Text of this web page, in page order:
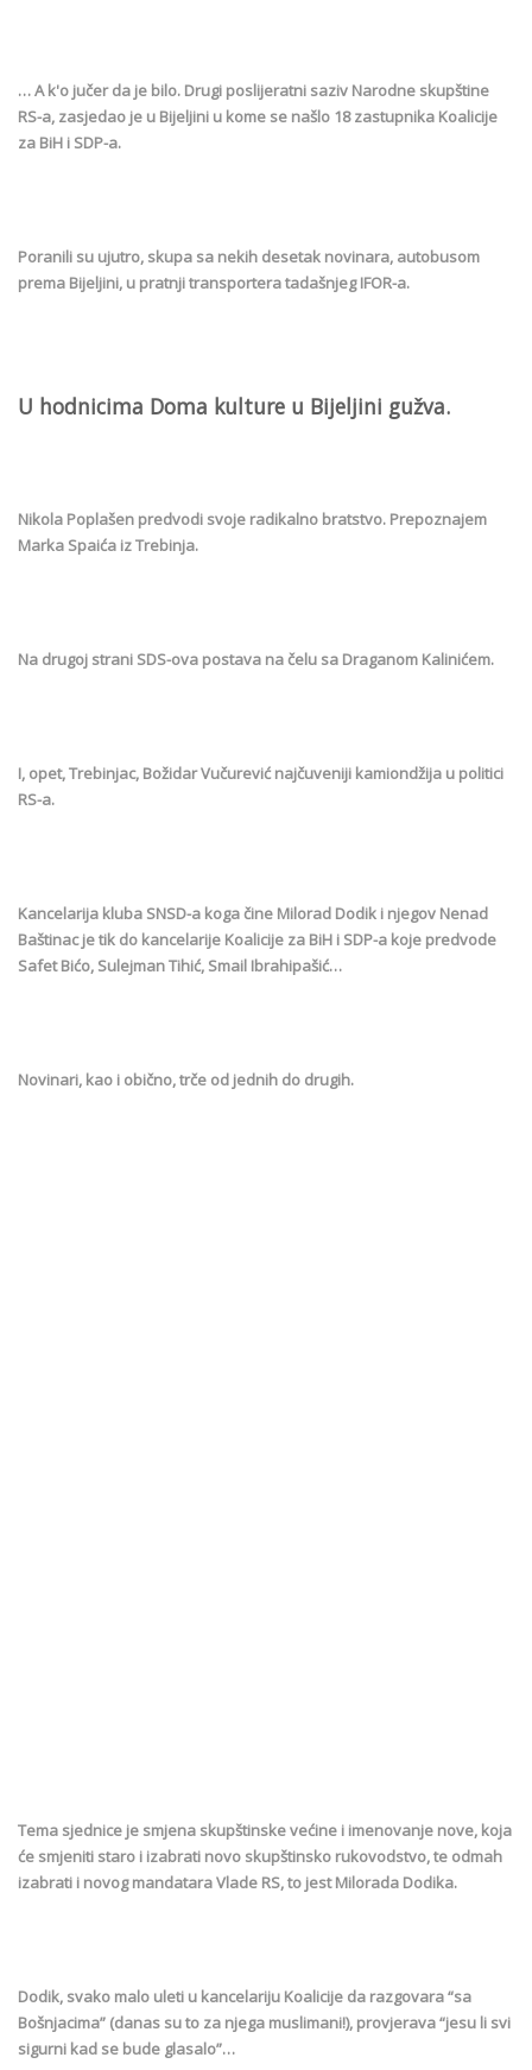
… A k'o jučer da je bilo. Drugi poslijeratni saziv Narodne skupštine
RS-a, zasjedao je u Bijeljini u kome se našlo 18 zastupnika Koalicije
za BiH i SDP-a.
Poranili su ujutro, skupa sa nekih desetak novinara, autobusom
prema Bijeljini, u pratnji transportera tadašnjeg IFOR-a.
U hodnicima Doma kulture u Bijeljini gužva.
Nikola Poplašen predvodi svoje radikalno bratstvo. Prepoznajem
Marka Spaića iz Trebinja.
Na drugoj strani SDS-ova postava na čelu sa Draganom Kalinićem.
I, opet, Trebinjac, Božidar Vučurević najčuveniji kamiondžija u politici
RS-a.
Kancelarija kluba SNSD-a koga čine Milorad Dodik i njegov Nenad
Baštinac je tik do kancelarije Koalicije za BiH i SDP-a koje predvode
Safet Bićo, Sulejman Tihić, Smail Ibrahipašić…
Novinari, kao i obično, trče od jednih do drugih.
Tema sjednice je smjena skupštinske većine i imenovanje nove, koja
će smjeniti staro i izabrati novo skupštinsko rukovodstvo, te odmah
izabrati i novog mandatara Vlade RS, to jest Milorada Dodika.
Dodik, svako malo uleti u kancelariju Koalicije da razgovara “sa
Bošnjacima” (danas su to za njega muslimani!), provjerava “jesu li svi
sigurni kad se bude glasalo”…